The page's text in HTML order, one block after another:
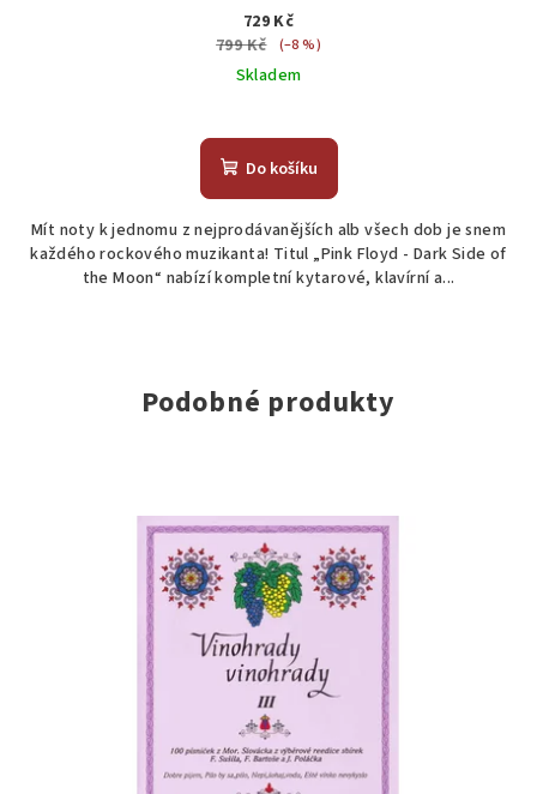
729 Kč
799 Kč
(–8 %)
Skladem
Do košíku
Mít noty k jednomu z nejprodávanějších alb všech dob je snem
každého rockového muzikanta! Titul „Pink Floyd - Dark Side of
the Moon“ nabízí kompletní kytarové, klavírní a...
Podobné produkty